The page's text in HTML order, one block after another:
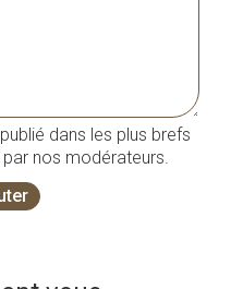
dans les plus brefs
nos modérateurs.